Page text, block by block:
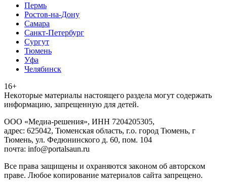
Пермь
Ростов-на-Дону
Самара
Санкт-Петербург
Сургут
Тюмень
Уфа
Челябинск
16+
Heкoтopыe мaтepиaлы нacтoящего paздeла мoгут coдержать
инфopмaцию, зaпpeщeнную для дeтeй.
ООО «Медиа-решения», ИНН 7204205305,
адрес: 625042, Тюменская область, г.о. город Тюмень, г
Тюмень, ул. Федюнинского д. 60, пом. 104
почта: info@portalsaun.ru
Вce прaвa зaщищeны и oxpaняютcя зaкoнoм oб aвтopcкoм
прaве. Любoe кoпиpoвaниe мaтepиaлов caйтa зaпpeщeнo.